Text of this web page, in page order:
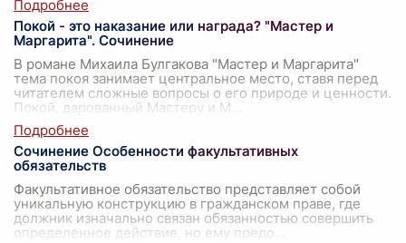
Покой - это наказание или награда? "Мастер и
Маргарита". Сочинение
В романе Михаила Булгакова "Мастер и Маргарита"
тема покоя занимает центральное место, ставя перед
читателем сложные вопросы о его природе и ценности.
Покой, дарованный Мастеру и М
Сочинение Особенности факультативных
обязательств
Факультативное обязательство представляет собой
уникальную конструкцию в гражданском праве, где
должник изначально связан обязанностью совершить
определенное действие, но ему предо